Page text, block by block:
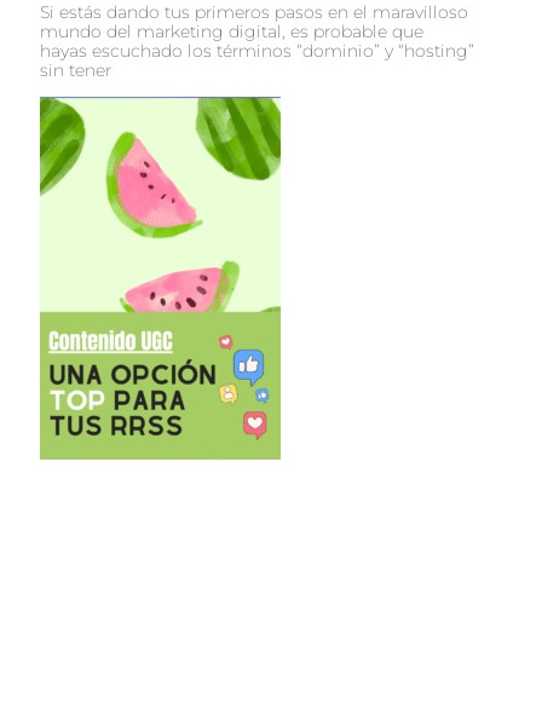
Si estás dando tus primeros pasos en el maravilloso
mundo del marketing digital, es probable que
hayas escuchado los términos “dominio” y “hosting”
sin tener